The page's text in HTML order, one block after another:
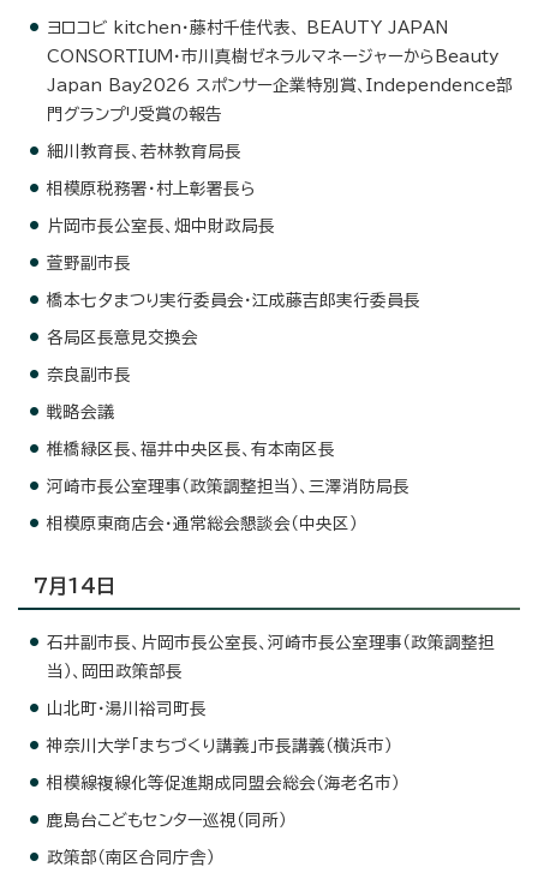
ヨロコビ kitchen・藤村千佳代表、 BEAUTY JAPAN
CONSORTIUM・市川真樹ゼネラルマネージャーからBeauty
Japan Bay2026 スポンサー企業特別賞、Independence部
門グランプリ受賞の報告
細川教育長、若林教育局長
相模原税務署・村上彰署長ら
片岡市長公室長、畑中財政局長
萱野副市長
橋本七夕まつり実行委員会・江成藤吉郎実行委員長
各局区長意見交換会
奈良副市長
戦略会議
椎橋緑区長、福井中央区長、有本南区長
河崎市長公室理事（政策調整担当）、三澤消防局長
相模原東商店会・通常総会懇談会（中央区）
7月14日
石井副市長、片岡市長公室長、河崎市長公室理事（政策調整担
当）、岡田政策部長
山北町・湯川裕司町長
神奈川大学「まちづくり講義」市長講義（横浜市）
相模線複線化等促進期成同盟会総会（海老名市）
鹿島台こどもセンター巡視（同所）
政策部（南区合同庁舎）